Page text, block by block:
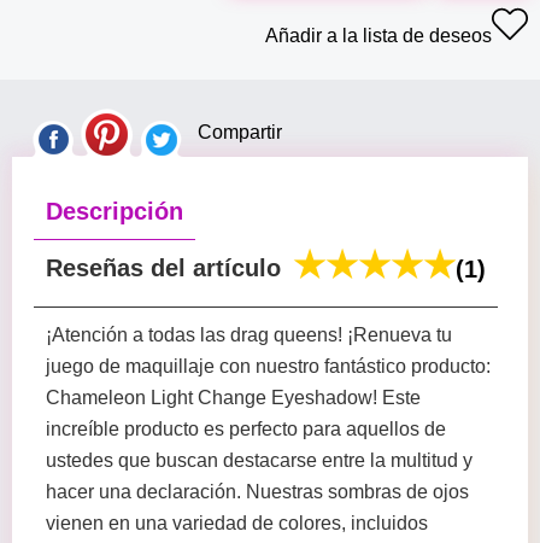
Añadir a la lista de deseos
Compartir
Descripción
Reseñas del artículo (1)
¡Atención a todas las drag queens! ¡Renueva tu
juego de maquillaje con nuestro fantástico producto:
Chameleon Light Change Eyeshadow! Este
increíble producto es perfecto para aquellos de
ustedes que buscan destacarse entre la multitud y
hacer una declaración. Nuestras sombras de ojos
vienen en una variedad de colores, incluidos